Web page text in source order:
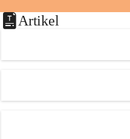
Artikel